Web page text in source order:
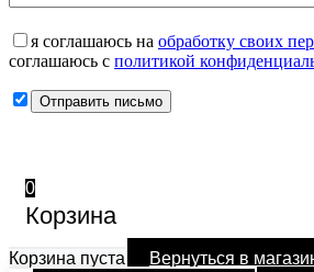
я соглашаюсь на обработку своих
соглашаюсь с политикой
0
Корзина
Корзина пуста Вернуться в